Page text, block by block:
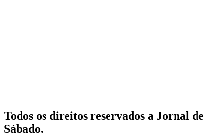
Todos os direitos reservados a Jornal de
Sábado.